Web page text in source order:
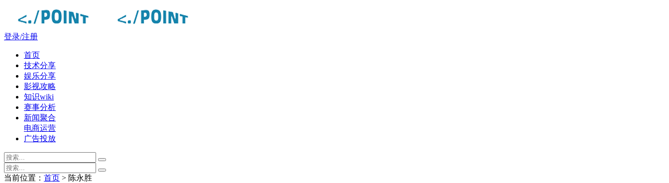
登录/注册
首页
技术分享
娱乐分享
影视攻略
知识wiki
赛事分析
新闻聚合
电商运营
广告投放
当前位置： 首页 > 陈永胜